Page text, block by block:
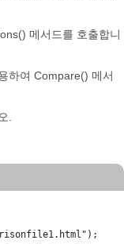
메서드를 호출합니
하여 Compare() 메서
.